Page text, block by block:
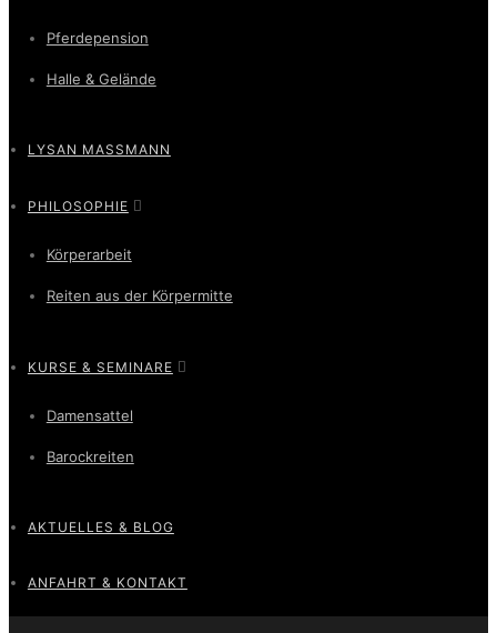
Pferdepension
Halle & Gelände
LYSAN MASSMANN
PHILOSOPHIE
Körperarbeit
Reiten aus der Körpermitte
KURSE & SEMINARE
Damensattel
Barockreiten
AKTUELLES & BLOG
ANFAHRT & KONTAKT